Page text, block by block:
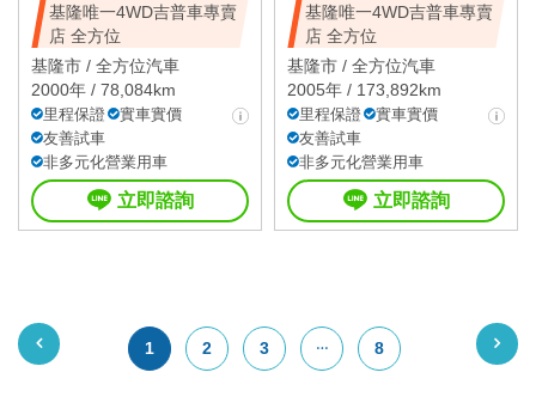
基隆唯一4WD吉普車專賣
店 全方位
基隆市 / 全方位汽車
2000年 / 78,084km
里程保證
實車實價
友善試車
非多元化營業用車
立即諮詢
基隆唯一4WD吉普車專賣
店 全方位
基隆市 / 全方位汽車
2005年 / 173,892km
里程保證
實車實價
友善試車
非多元化營業用車
立即諮詢
1 2 3 8